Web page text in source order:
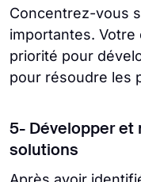
Concentrez-vous
importantes.
priorité pour
pour résoudre les
5- Développer
solutions